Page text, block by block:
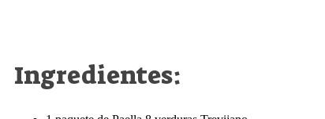
Ingredientes: